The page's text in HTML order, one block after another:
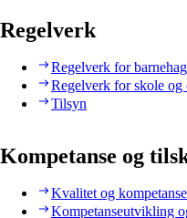
Regelverk
Regelverk for
Regelverk for skole
Tilsyn
Kompetanse og
Kvalitet og kompetanse
Kompetanseutvikling